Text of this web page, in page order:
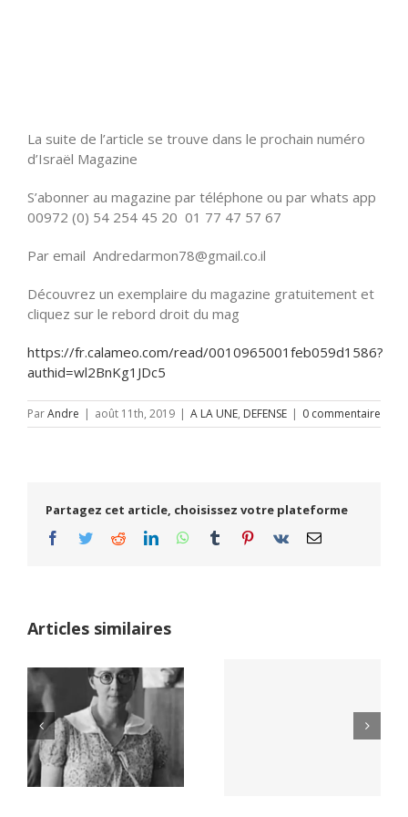
La suite de l’article se trouve dans le prochain numéro
d’Israël Magazine
S’abonner au magazine par téléphone ou par whats app
00972 (0) 54 254 45 20 01 77 47 57 67
Par email Andredarmon78@gmail.co.il
Découvrez un exemplaire du magazine gratuitement et
cliquez sur le rebord droit du mag
https://fr.calameo.com/read/0010965001feb059d1586?
authid=wl2BnKg1JDc5
ParAndre | août 11th, 2019 | A LA UNE, DEFENSE | 0 commentaire
Partagez cet article, choisissez votre plateforme
Facebook
TwitterRedditLinkedInWhatsApp
Tumblr Pinterest
Vk Email
Articles similaires
Netflix Field of
Dreams (1989)
Yaïr Golan : une